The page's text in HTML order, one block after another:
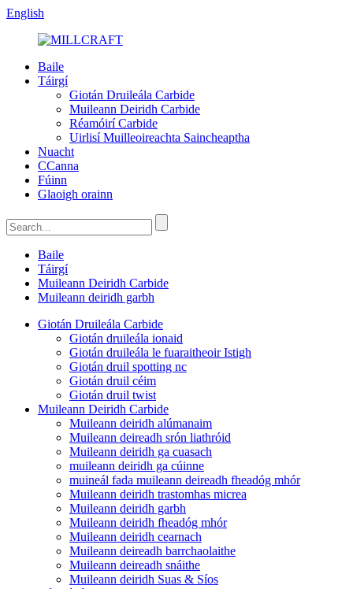
English
Baile
Táirgí
Giotán Druileála Carbide
Muileann Deiridh Carbide
Réamóirí Carbide
Uirlisí Muilleoireachta Saincheaptha
Nuacht
CCanna
Fúinn
Glaoigh orainn
Baile
Táirgí
Muileann Deiridh Carbide
Muileann deiridh garbh
Giotán Druileála Carbide
Giotán druileála ionaid
Giotán druileála le fuaraitheoir Istigh
Giotán druil spotting nc
Giotán druil céim
Giotán druil twist
Muileann Deiridh Carbide
Muileann deiridh alúmanaim
Muileann deireadh srón liathróid
Muileann deiridh ga cuasach
muileann deiridh ga cúinne
muineál fada muileann deireadh fheadóg mhór
Muileann deiridh trastomhas micrea
Muileann deiridh garbh
Muileann deiridh fheadóg mhór
Muileann deiridh cearnach
Muileann deireadh barrchaolaithe
Muileann deireadh snáithe
Muileann deiridh Suas & Síos